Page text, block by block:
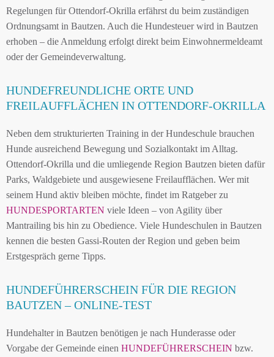
Regelungen für Ottendorf-Okrilla erfährst du beim zuständigen
Ordnungsamt in Bautzen. Auch die Hundesteuer wird in Bautzen
erhoben – die Anmeldung erfolgt direkt beim Einwohnermeldeamt
oder der Gemeindeverwaltung.
HUNDEFREUNDLICHE ORTE UND
FREILAUFFLÄCHEN IN OTTENDORF-OKRILLA
Neben dem strukturierten Training in der Hundeschule brauchen
Hunde ausreichend Bewegung und Sozialkontakt im Alltag.
Ottendorf-Okrilla und die umliegende Region Bautzen bieten dafür
Parks, Waldgebiete und ausgewiesene Freilaufflächen. Wer mit
seinem Hund aktiv bleiben möchte, findet im Ratgeber zu
HUNDESPORTARTEN viele Ideen – von Agility über
Mantrailing bis hin zu Obedience. Viele Hundeschulen in Bautzen
kennen die besten Gassi-Routen der Region und geben beim
Erstgespräch gerne Tipps.
HUNDEFÜHRERSCHEIN FÜR DIE REGION
BAUTZEN – ONLINE-TEST
Hundehalter in Bautzen benötigen je nach Hunderasse oder
Vorgabe der Gemeinde einen HUNDEFÜHRERSCHEIN bzw.